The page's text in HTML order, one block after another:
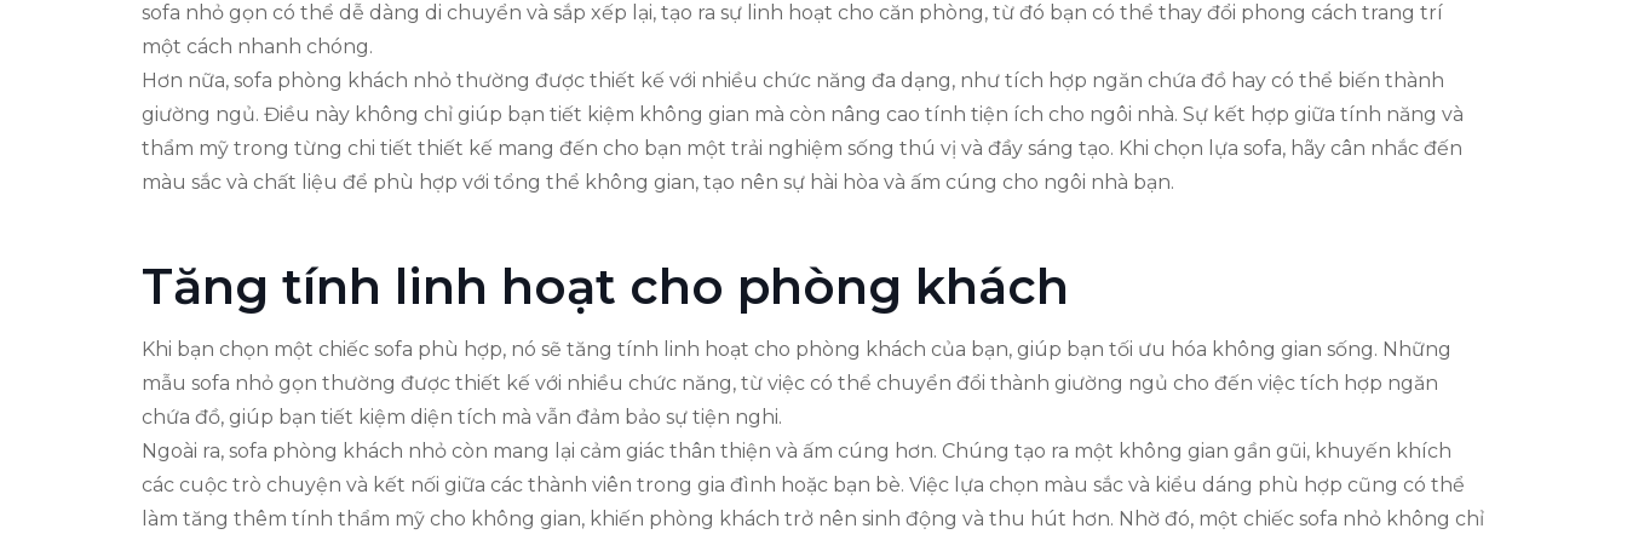
sofa nhỏ gọn có thể dễ dàng di chuyển và sắp xếp lại, tạo ra sự linh hoạt cho căn phòng, từ đó bạn có thể thay đổi phong cách trang trí
một cách nhanh chóng.
Hơn nữa, sofa phòng khách nhỏ thường được thiết kế với nhiều chức năng đa dạng, như tích hợp ngăn chứa đồ hay có thể biến thành
giường ngủ. Điều này không chỉ giúp bạn tiết kiệm không gian mà còn nâng cao tính tiện ích cho ngôi nhà. Sự kết hợp giữa tính năng và
thẩm mỹ trong từng chi tiết thiết kế mang đến cho bạn một trải nghiệm sống thú vị và đầy sáng tạo. Khi chọn lựa sofa, hãy cân nhắc đến
màu sắc và chất liệu để phù hợp với tổng thể không gian, tạo nên sự hài hòa và ấm cúng cho ngôi nhà bạn.
Tăng tính linh hoạt cho phòng khách
Khi bạn chọn một chiếc sofa phù hợp, nó sẽ tăng tính linh hoạt cho phòng khách của bạn, giúp bạn tối ưu hóa không gian sống. Những
mẫu sofa nhỏ gọn thường được thiết kế với nhiều chức năng, từ việc có thể chuyển đổi thành giường ngủ cho đến việc tích hợp ngăn
chứa đồ, giúp bạn tiết kiệm diện tích mà vẫn đảm bảo sự tiện nghi.
Ngoài ra, sofa phòng khách nhỏ còn mang lại cảm giác thân thiện và ấm cúng hơn. Chúng tạo ra một không gian gần gũi, khuyến khích
các cuộc trò chuyện và kết nối giữa các thành viên trong gia đình hoặc bạn bè. Việc lựa chọn màu sắc và kiểu dáng phù hợp cũng có thể
làm tăng thêm tính thẩm mỹ cho không gian, khiến phòng khách trở nên sinh động và thu hút hơn. Nhờ đó, một chiếc sofa nhỏ không chỉ